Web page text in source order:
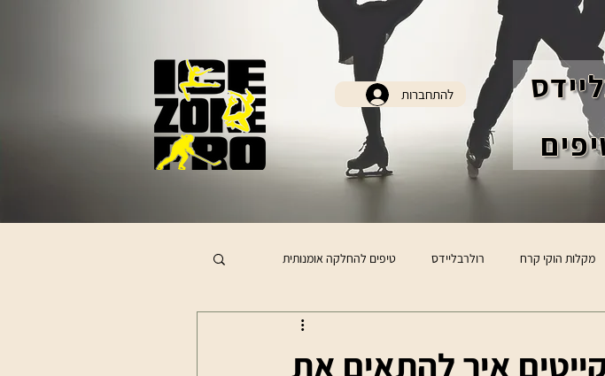
להתחברות
מקלות הוקי קרח רולרבליידס טיפים להחלקה אומנותית
איך להתאים את